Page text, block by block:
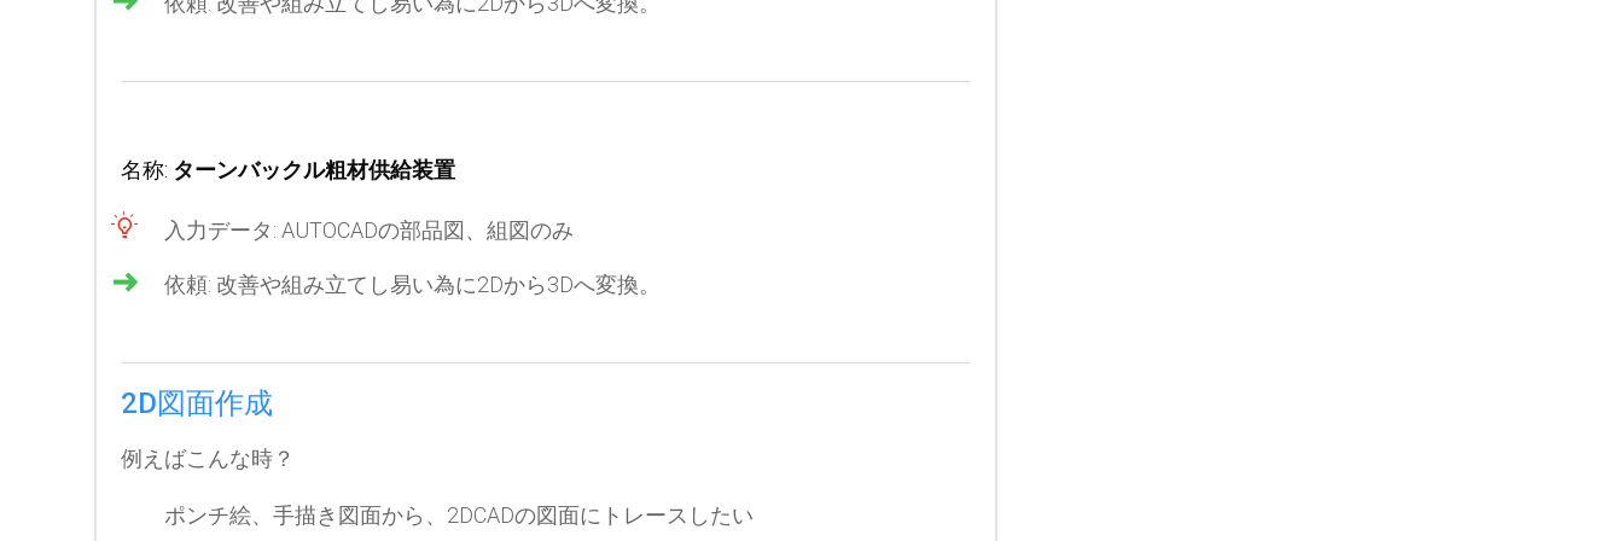
名称: ターンバックル粗材供給装置
入力データ: AUTOCADの部品図、組図のみ
依頼: 改善や組み立てし易い為に2Dから3Dへ変換。
2D図面作成
例えばこんな時？
ポンチ絵、手描き図面から、2DCADの図面にトレースしたい